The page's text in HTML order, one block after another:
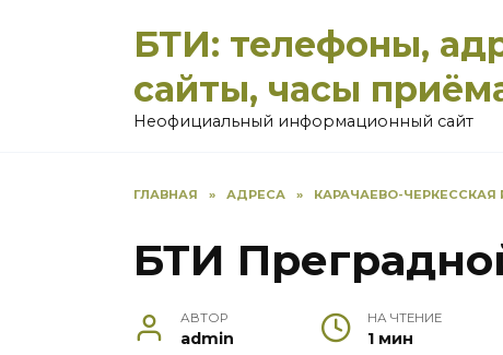
БТИ: телефоны,
сайты, часы
Неофициальный информационный сайт
ГЛАВНАЯ » АДРЕСА » КАРАЧАЕВО-ЧЕРКЕССКАЯ
БТИ
АВТОР
admin
НА ЧТЕНИЕ
1 мин